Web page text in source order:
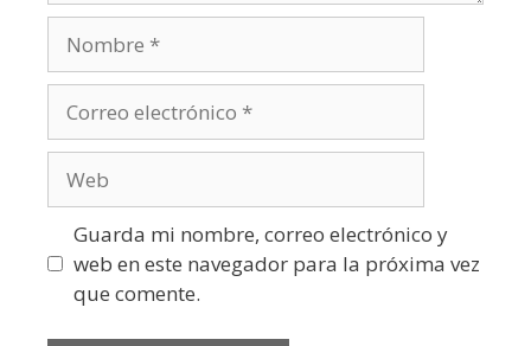
Guarda mi nombre, correo electrónico y
web en este navegador para la próxima vez
que comente.